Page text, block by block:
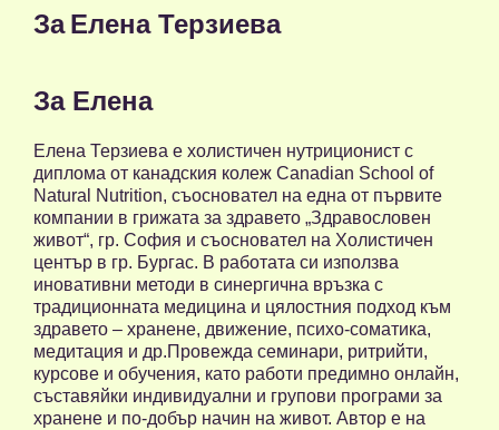
За Елена Терзиева
За Елена
Елена Терзиева е холистичен нутриционист с
диплома от канадския колеж Canadian School of
Natural Nutrition, съосновател на една от първите
компании в грижата за здравето „Здравословен
живот“, гр. София и съосновател на Холистичен
център в гр. Бургас. В работата си използва
иновативни методи в синергична връзка с
традиционната медицина и цялостния подход към
здравето – хранене, движение, психо-соматика,
медитация и др.Провежда семинари, ритрийти,
курсове и обучения, като работи предимно онлайн,
съставяйки индивидуални и групови програми за
хранене и по-добър начин на живот. Автор е на